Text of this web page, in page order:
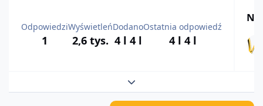
Odpowiedzi
1
Wyświetleń
2,6 tys.
Dodano
4 l 4 l
Ostatnia odpowiedź
4 l 4 l
Rozwiń podsumowanie tematu